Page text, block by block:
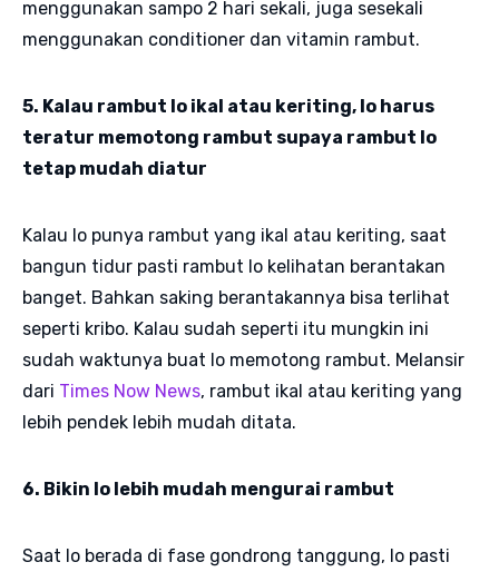
menggunakan sampo 2 hari sekali, juga sesekali
menggunakan conditioner dan vitamin rambut.
5. Kalau rambut lo ikal atau keriting, lo harus
teratur memotong rambut supaya rambut lo
tetap mudah diatur
Kalau lo punya rambut yang ikal atau keriting, saat
bangun tidur pasti rambut lo kelihatan berantakan
banget. Bahkan saking berantakannya bisa terlihat
seperti kribo. Kalau sudah seperti itu mungkin ini
sudah waktunya buat lo memotong rambut. Melansir
dari Times Now News, rambut ikal atau keriting yang
lebih pendek lebih mudah ditata.
6. Bikin lo lebih mudah mengurai rambut
Saat lo berada di fase gondrong tanggung, lo pasti